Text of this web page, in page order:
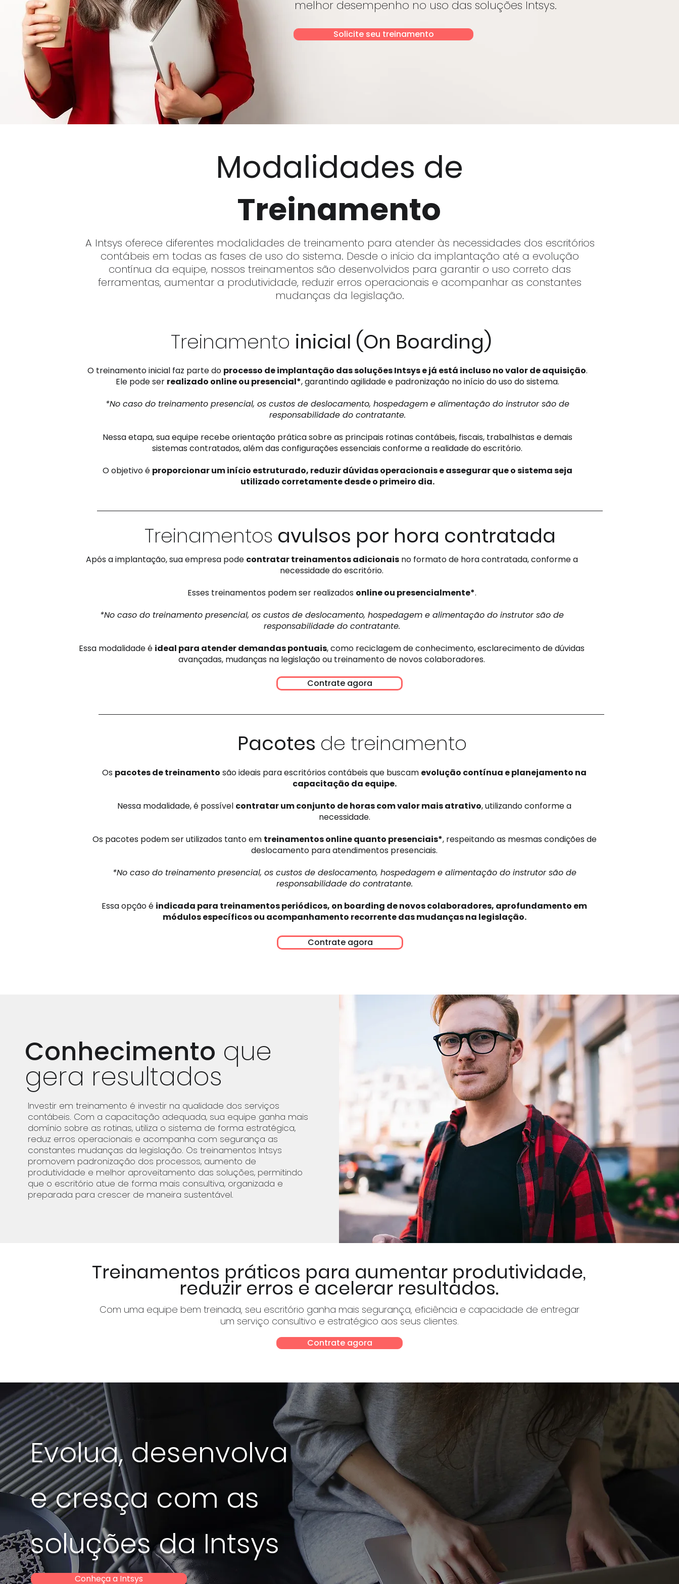
melhor desempenho no uso das soluções Intsys.
Solicite seu treinamento
Modalidades de
Treinamento
A Intsys oferece diferentes modalidades de treinamento para atender às necessidades dos escritórios
contábeis em todas as fases de uso do sistema. Desde o início da implantação até a evolução
contínua da equipe, nossos treinamentos são desenvolvidos para garantir o uso correto das
ferramentas, aumentar a produtividade, reduzir erros operacionais e acompanhar as constantes
mudanças da legislação.
Treinamento inicial (On Boarding)
O treinamento inicial faz parte do processo de implantação das soluções Intsys e já está incluso no valor de aquisição.
Ele pode ser realizado online ou presencial*, garantindo agilidade e padronização no início do uso do sistema.
*No caso do treinamento presencial, os custos de deslocamento, hospedagem e alimentação do instrutor são de
responsabilidade do contratante.
Nessa etapa, sua equipe recebe orientação prática sobre as principais rotinas contábeis, fiscais, trabalhistas e demais
sistemas contratados, além das configurações essenciais conforme a realidade do escritório.
O objetivo é proporcionar um início estruturado, reduzir dúvidas operacionais e assegurar que o sistema seja
utilizado corretamente desde o primeiro dia.
Treinamentos avulsos por hora contratada
Após a implantação, sua empresa pode contratar treinamentos adicionaisno formato de hora contratada, conforme a
necessidade do escritório.
Esses treinamentos podem ser realizados online ou presencialmente*.
*No caso do treinamento presencial, os custos de deslocamento, hospedagem e alimentação do instrutor são de
responsabilidade do contratante.
Essa modalidade é ideal para atender demandas pontuais, como reciclagem de conhecimento, esclarecimento de dúvidas
avançadas, mudanças na legislação ou treinamento de novos colaboradores.
Contrate agora
Pacotes de treinamento
Os pacotes de treinamento são ideais para escritórios contábeis que buscam evolução contínua e planejamento na
capacitação da equipe.
Nessa modalidade, é possível contratar um conjunto de horas com valor mais atrativo, utilizando conforme a
necessidade.
Os pacotes podem ser utilizados tanto em treinamentos online quanto presenciais*, respeitando as mesmas condições de
deslocamento para atendimentos presenciais.
*No caso do treinamento presencial, os custos de deslocamento, hospedagem e alimentação do instrutor são de
responsabilidade do contratante.
Essa opção é indicada para treinamentos periódicos, on boarding de novos colaboradores, aprofundamento em
módulos específicos ou acompanhamento recorrente das mudanças na legislação.
Contrate agora
Conhecimento que
gera resultados
Investir em treinamento é investir na qualidade dos serviços
contábeis. Com a capacitação adequada, sua equipe ganha mais
domínio sobre as rotinas, utiliza o sistema de forma estratégica,
reduz erros operacionais e acompanha com segurança as
constantes mudanças da legislação. Os treinamentos Intsys
promovem padronização dos processos, aumento de
produtividade e melhor aproveitamento das soluções, permitindo
que o escritório atue de forma mais consultiva, organizada e
preparada para crescer de maneira sustentável.
Treinamentos práticos para aumentar produtividade,
reduzir erros e acelerar resultados.
Com uma equipe bem treinada, seu escritório ganha mais segurança, eficiência e capacidade de entregar
um serviço consultivo e estratégico aos seus clientes.
Contrate agora
Evolua, desenvolva
e cresça com as
soluções da Intsys
Conheça a Intsys